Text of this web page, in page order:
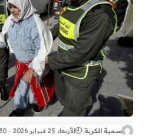
سمية الكربة الأربعاء 25 فبراير 2026 - 15:30